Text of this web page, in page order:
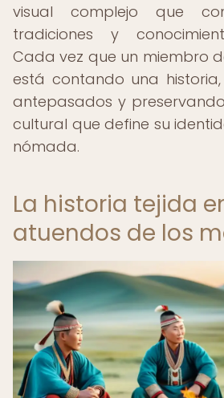
visual complejo que
tradiciones y
Cada vez que un miembro
está contando una
antepasados y
cultural que define su
nómada.
La historia tejida
atuendos de los